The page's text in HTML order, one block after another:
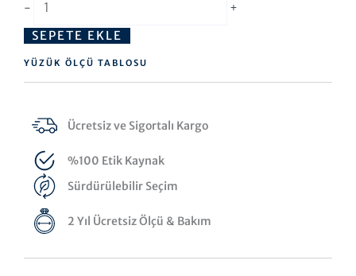
- +
SEPETE EKLE
YÜZÜK ÖLÇÜ TABLOSU
Ücretsiz ve Sigortalı Kargo
%100 Etik Kaynak
Sürdürülebilir Seçim
2 Yıl Ücretsiz Ölçü & Bakım